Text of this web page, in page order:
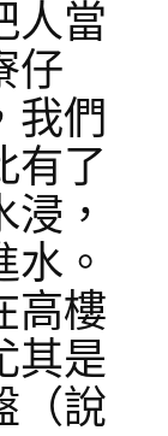
人當
仔
我們
有了
，
。
高樓
其是
（說